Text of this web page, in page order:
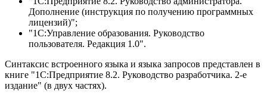
Дополнение (инструкция по получению программных
лицензий)";
"1С:Управление образования. Руководство
пользователя. Редакция 1.0".
Синтаксис встроенного языка и языка запросов представлен в
книге "1С:Предприятие 8.2. Руководство разработчика. 2-е
издание" (в двух частях).